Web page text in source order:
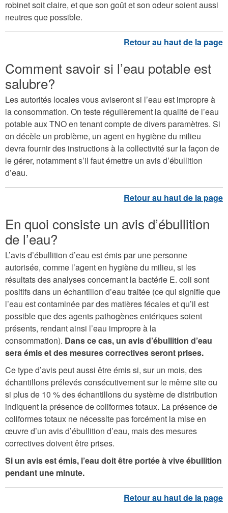
robinet soit claire, et que son goût et son odeur soient aussi
neutres que possible.
Comment savoir si l’eau potable est
salubre?
Les autorités locales vous aviseront si l’eau est impropre à
la consommation. On teste régulièrement la qualité de l’eau
potable aux TNO en tenant compte de divers paramètres. Si
on décèle un problème, un agent en hygiène du milieu
devra fournir des instructions à la collectivité sur la façon de
le gérer, notamment s’il faut émettre un avis d’ébullition
d’eau.
En quoi consiste un avis d’ébullition
de l’eau?
L’avis d’ébullition d’eau est émis par une personne
autorisée, comme l’agent en hygiène du milieu, si les
résultats des analyses concernant la bactérie E. coli sont
positifs dans un échantillon d’eau traitée (ce qui signifie que
l’eau est contaminée par des matières fécales et qu’il est
possible que des agents pathogènes entériques soient
présents, rendant ainsi l’eau impropre à la
consommation). Dans ce cas, un avis d’ébullition d’eau
sera émis et des mesures correctives seront prises.
Ce type d’avis peut aussi être émis si, sur un mois, des
échantillons prélevés consécutivement sur le même site ou
si plus de 10 % des échantillons du système de distribution
indiquent la présence de coliformes totaux. La présence de
coliformes totaux ne nécessite pas forcément la mise en
œuvre d’un avis d’ébullition d’eau, mais des mesures
correctives doivent être prises.
Si un avis est émis, l’eau doit être portée à vive ébullition
pendant une minute.